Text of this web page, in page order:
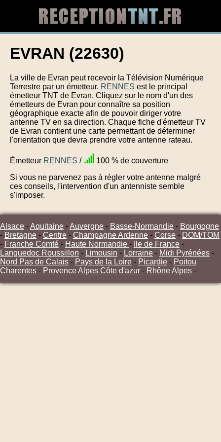
EVRAN (22630)
La ville de Evran peut recevoir la Télévision Numérique
Terrestre par un émetteur. RENNES est le principal
émetteur TNT de Evran. Cliquez sur le nom d'un des
émetteurs de Evran pour connaître sa position
géographique exacte afin de pouvoir diriger votre
antenne TV en sa direction. Chaque fiche d'émetteur TV
de Evran contient une carte permettant de déterminer
l'orientation que devra prendre votre antenne rateau.
Émetteur RENNES /
100 % de couverture
Si vous ne parvenez pas à régler votre antenne malgré
ces conseils, l'intervention d'un antenniste semble
s'imposer.
Alsace -Aquitaine -Auvergne - Basse-Normandie - Bourgogne
- Bretagne - Centre - Champagne Ardenne - Corse - DOM/TOM
- Franche Comté - Haute Normandie - Ile de France -
Languedoc Roussillon - Limousin - Lorraine - Midi Pyrénées -
Nord Pas de Calais - Pays de la Loire - Picardie - Poitou
Charentes - Provence Alpes Côte d'azur - Rhône Alpes -